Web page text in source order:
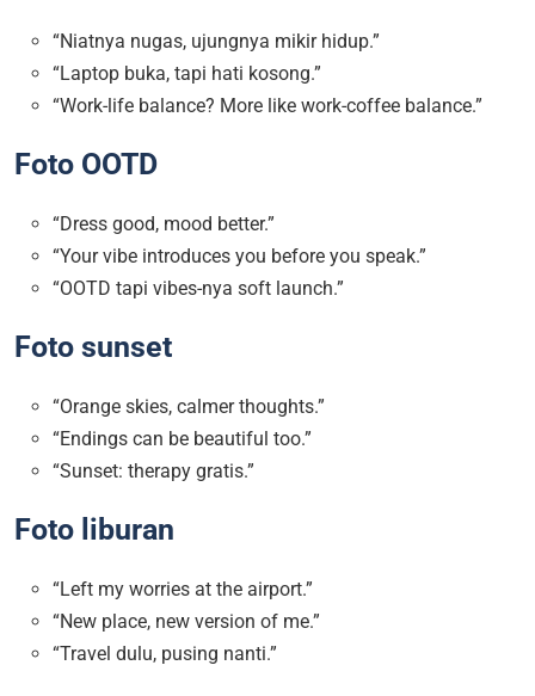
“Niatnya nugas, ujungnya mikir hidup.”
“Laptop buka, tapi hati kosong.”
“Work-life balance? More like work-coffee balance.”
Foto OOTD
“Dress good, mood better.”
“Your vibe introduces you before you speak.”
“OOTD tapi vibes-nya soft launch.”
Foto sunset
“Orange skies, calmer thoughts.”
“Endings can be beautiful too.”
“Sunset: therapy gratis.”
Foto liburan
“Left my worries at the airport.”
“New place, new version of me.”
“Travel dulu, pusing nanti.”